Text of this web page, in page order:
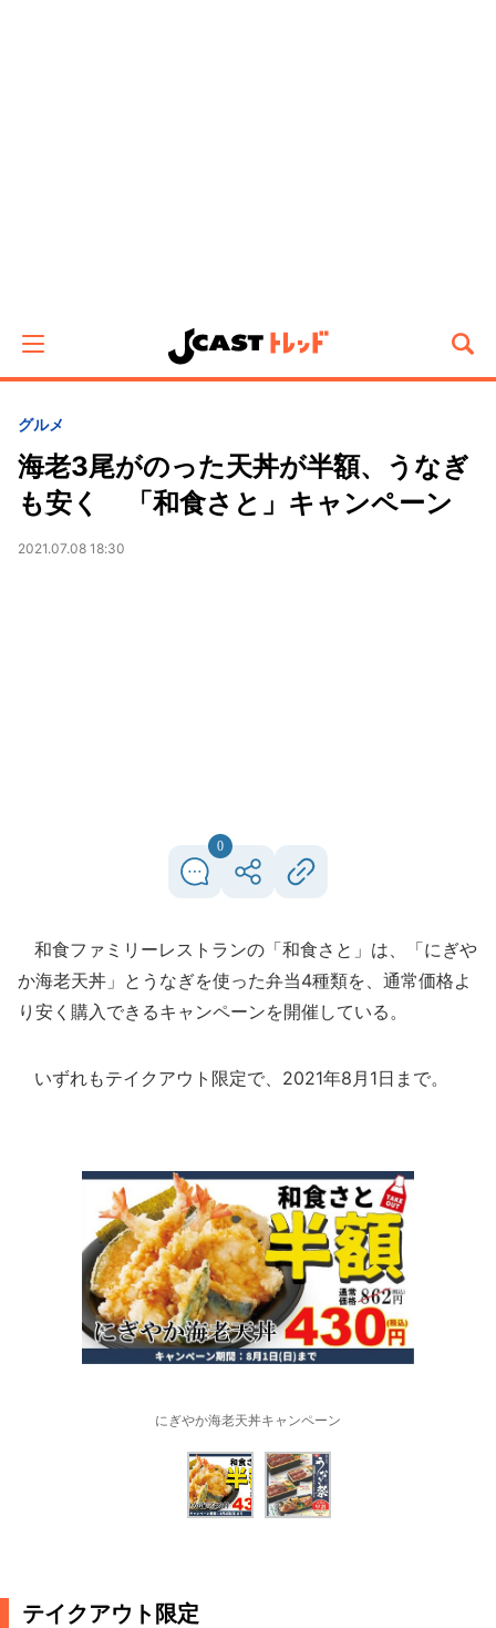
グルメ
海老3尾がのった天丼が半額、うなぎ
も安く 「和食さと」キャンペーン
2021.07.08 18:30
0
和食ファミリーレストランの「和食さと」は、「にぎや
か海老天丼」とうなぎを使った弁当4種類を、通常価格よ
り安く購入できるキャンペーンを開催している。
いずれもテイクアウト限定で、2021年8月1日まで。
にぎやか海老天丼キャンペーン
テイクアウト限定